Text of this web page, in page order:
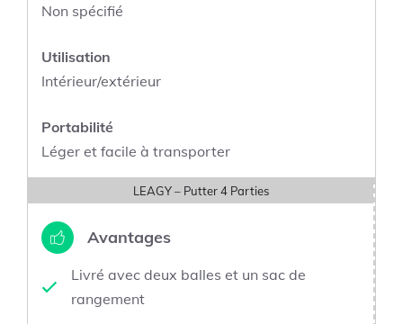
Non spécifié
Utilisation
Intérieur/extérieur
Portabilité
Léger et facile à transporter
LEAGY – Putter 4 Parties
Avantages
Livré avec deux balles et un sac de
rangement